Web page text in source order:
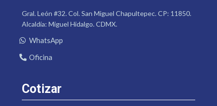
Gral. León #32. Col. San Miguel Chapultepec. CP: 11850.
Alcaldía: Miguel Hidalgo. CDMX.
WhatsApp
Oficina
Cotizar